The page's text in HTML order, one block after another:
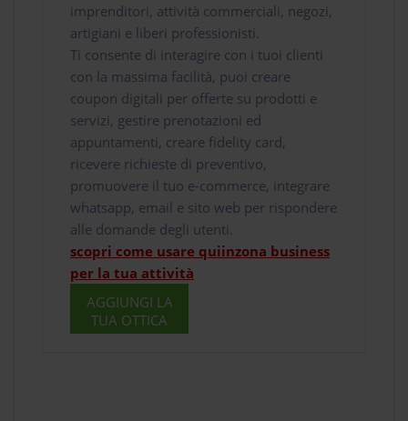
imprenditori, attività commerciali, negozi,
artigiani e liberi professionisti.
Ti consente di interagire con i tuoi clienti
con la massima facilità, puoi creare
coupon digitali per offerte su prodotti e
servizi, gestire prenotazioni ed
appuntamenti, creare fidelity card,
ricevere richieste di preventivo,
promuovere il tuo e-commerce, integrare
whatsapp, email e sito web per rispondere
alle domande degli utenti.
scopri come usare quiinzona business
per la tua attività
AGGIUNGI LA
TUA OTTICA